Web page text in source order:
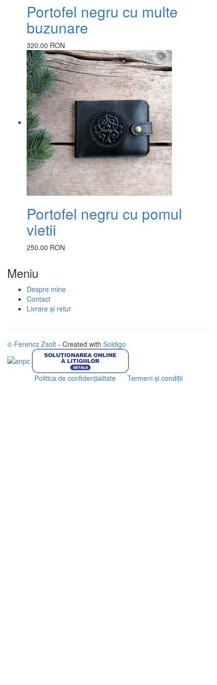
Portofel negru cu multe
buzunare
320.00 RON
Portofel negru cu pomul
vietii
250.00 RON
Meniu
Despre mine
Contact
Livrare și retur
© Ferencz Zsolt - Created with Soldigo
Politica de confidenţialitate Termeni şi condiţii